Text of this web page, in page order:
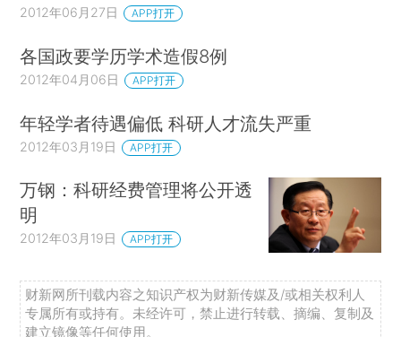
2012年06月27日 APP打开
各国政要学历学术造假8例
2012年04月06日 APP打开
年轻学者待遇偏低 科研人才流失严重
2012年03月19日 APP打开
万钢：科研经费管理将公开透
明
2012年03月19日 APP打开
财新网所刊载内容之知识产权为财新传媒及/或相关权利人
专属所有或持有。未经许可，禁止进行转载、摘编、复制及
建立镜像等任何使用。